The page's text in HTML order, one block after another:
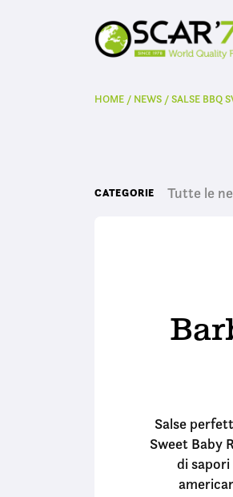
HOME / NEWS /SALSE BBQ
CATEGORIE Tutte le
Salse
Sweet Baby
di sapori